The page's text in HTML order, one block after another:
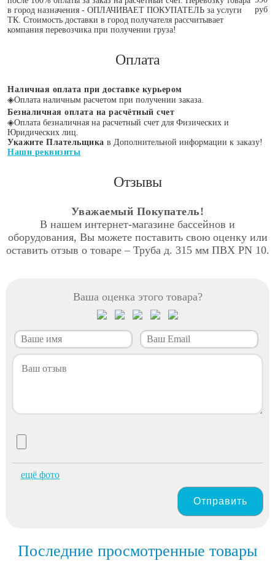
в город назначения - ОПЛАЧИВАЕТ ПОКУПАТЕЛЬ за услуги
ТК. Стоимость доставки в город получателя рассчитывает
компания перевозчика при получении груза!
руб
Оплата
Наличная оплата при доставке курьером
◈Оплата наличным расчетом при получении заказа.
Безналичная оплата на расчётный счет
◈Оплата безналичная на расчетный счет для Физических и
Юридических лиц.
Укажите Плательщика в Дополнительной информации к заказу!
Наши реквизиты
Отзывы
Уважаемый Покупатель!
В нашем интернет-магазине бассейнов и
оборудования, Вы можете поставить свою оценку или
оставить отзыв о товаре – Труба д. 315 мм ПВХ PN 10.
Ваша оценка этого товара?
ещё фото
Отправить
Последние просмотренные товары